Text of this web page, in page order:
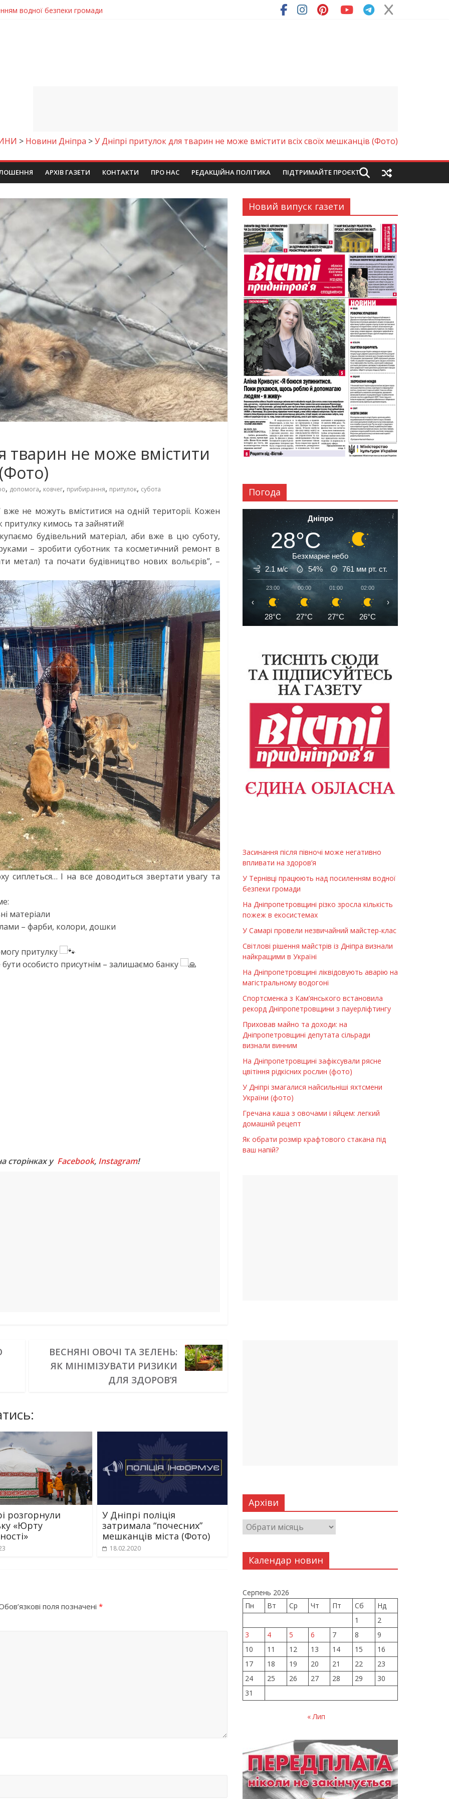
водної безпеки громади
клас
визнали найкращими в Україні
впливати на здоров’я
> Новини Дніпра >У Дніпрі притулок для тварин не може вмістити всіх своїх мешканців (Фото)
АРХІВ ГАЗЕТИ КОНТАКТИ ПРО НАС РЕДАКЦІЙНА ПОЛІТИКА ПІДТРИМАЙТЕ ПРОЄКТ
тварин не може вмістити
, допомога, ковчег, прибирання, притулок, субота
не можуть вміститися на одній території. Кожен
кимось та зайнятий!
будівельний матеріал, аби вже в цю суботу,
– зробити суботник та косметичний ремонт в
метал) та почати будівництво нових вольєрів”, –
сиплеться… І на все доводиться звертати увагу та
матеріали
– фарби, колори, дошки
притулку
особисто присутнім – залишаємо банку
сторінках у Facebook, Instagram!
ВЕСНЯНІ ОВОЧІ ТА ЗЕЛЕНЬ:
ЯК МІНІМІЗУВАТИ РИЗИКИ
ДЛЯ ЗДОРОВ’Я
розгорнули
«Юрту
У Дніпрі поліція
затримала “почесних”
мешканців міста (Фото)
18.02.2020
поля позначені *
Новий випуск газети
Погода
Дніпро
28°C
Безхмарне небо
2.1 м/с
54% 761 мм рт. ст.
23:00
28°C
00:00
27°C
01:00
27°C
02:00
26°C
‹ ›
Засинання після півночі може негативно
впливати на здоров’я
У Тернівці працюють над посиленням водної
безпеки громади
На Дніпропетровщині різко зросла кількість
пожеж в екосистемах
У Самарі провели незвичайний майстер-клас
Світлові рішення майстрів із Дніпра визнали
найкращими в Україні
На Дніпропетровщині ліквідовують аварію на
магістральному водогоні
Спортсменка з Кам’янського встановила
рекорд Дніпропетровщини з пауерліфтингу
Приховав майно та доходи: на
Дніпропетровщині депутата сільради
визнали винним
На Дніпропетровщині зафіксували рясне
цвітіння рідкісних рослин (фото)
У Дніпрі змагалися найсильніші яхтсмени
України (фото)
Гречана каша з овочами і яйцем: легкий
домашній рецепт
Як обрати розмір крафтового стакана під
ваш напій?
Архіви
Календар новин
Серпень 2026
Пн
Вт Ср Чт Пт Сб
Нд
1
2
3
4 5 6 7 8
9
10
11 12 13 14 15
16
17
18 19 20 21 22
23
24
25 26 27 28 29
30
31
« Лип